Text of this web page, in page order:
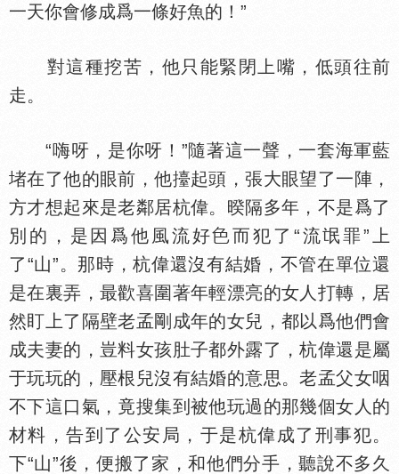
一天你會修成爲一條好魚的！”
對這種挖苦，他只能緊閉上嘴，低頭往前
走。
“嗨呀，是你呀！”隨著這一聲，一套海軍藍
堵在了他的眼前，他擡起頭，張大眼望了一陣，
方才想起來是老鄰居杭偉。暌隔多年，不是爲了
別的，是因爲他風流好
而犯了“流氓罪”上
了“山”。那時，杭偉還沒有結婚，不管在單位還
是在裏弄，最歡喜圍著年輕漂亮的女人打轉，居
然盯上了隔壁老孟剛成年的女兒，都以爲他們會
成夫妻的，豈料女孩肚子都外露了，杭偉還是屬
于玩玩的，壓根兒沒有結婚的意思。老孟父女咽
不下這口氣，竟搜集到被他玩過的那幾個女人的
材料，告到了公安局，于是杭偉成了刑事犯。
下“山”後，便搬了家，和他們分手，聽說不多久